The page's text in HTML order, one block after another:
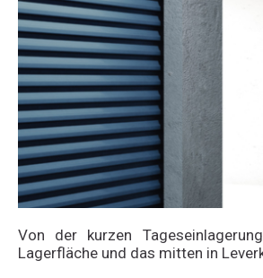
Von der kurzen
Lagerfläche und das mitten in